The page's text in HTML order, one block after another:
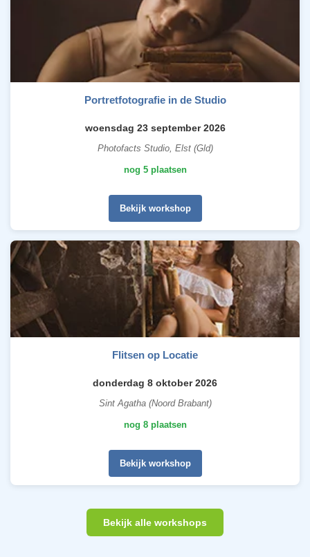
Portretfotografie in de Studio
woensdag 23 september 2026
Photofacts Studio, Elst (Gld)
nog 5 plaatsen
Bekijk workshop
Flitsen op Locatie
donderdag 8 oktober 2026
Sint Agatha (Noord Brabant)
nog 8 plaatsen
Bekijk workshop
Bekijk alle workshops